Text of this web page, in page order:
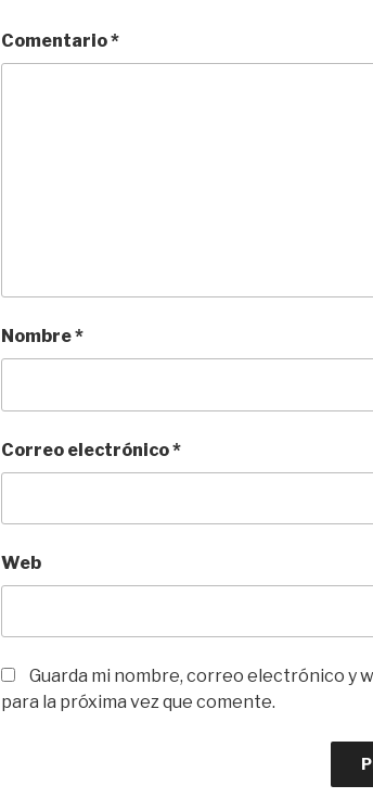
Comentario*
Nombre*
Correo electrónico*
Web
Guarda mi nombre, correo electrónico y
para la próxima vez que comente.